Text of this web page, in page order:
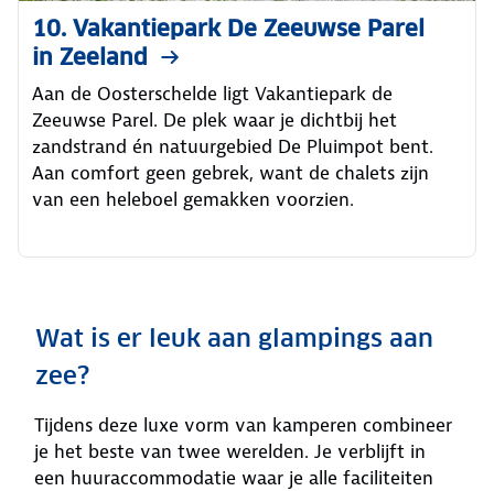
10. Vakantiepark De Zeeuwse Parel
in Zeeland
Aan de Oosterschelde ligt Vakantiepark de
Zeeuwse Parel. De plek waar je dichtbij het
zandstrand én natuurgebied De Pluimpot bent.
Aan comfort geen gebrek, want de chalets zijn
van een heleboel gemakken voorzien.
Wat is er leuk aan glampings aan
zee?
Tijdens deze luxe vorm van kamperen combineer
je het beste van twee werelden. Je verblijft in
een huuraccommodatie waar je alle faciliteiten